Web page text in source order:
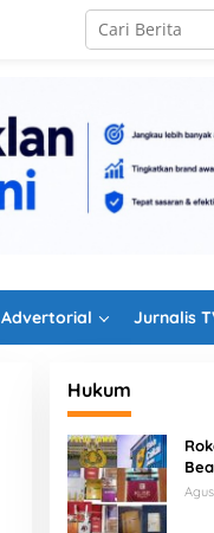
Advertorial Jurnalis
Hukum